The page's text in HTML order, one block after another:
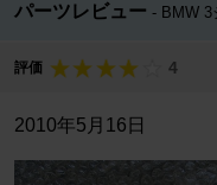
パーツレビュー BMW
評価 4
2010年5月16日